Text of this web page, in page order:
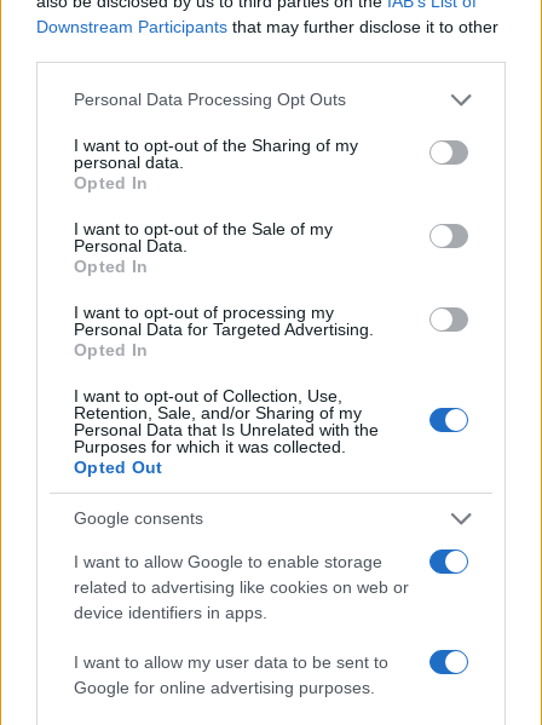
Downstream Participants that may further disclose it to other
Please note that this website/app uses one or more Google
not limited to your visit or usage behaviour. You may click to
grant or deny consent to Google and its third-party tags to
use your data for below specified purposes in below Google
consent section.
Personal Data Processing Opt Outs
I want to opt-out of the Sharing of my
personal data.
Opted In
I want to opt-out of the Sale of my
Personal Data.
Opted In
I want to opt-out of processing my
Personal Data for Targeted Advertising.
Opted In
I want to opt-out of Collection, Use,
Retention, Sale, and/or Sharing of my
Personal Data that Is Unrelated with the
Purposes for which it was collected.
Opted Out
Google consents
I want to allow Google to enable storage
related to advertising like cookies on web or
device identifiers in apps.
I want to allow my user data to be sent to
Google for online advertising purposes.
Divino Lavoratore. Donazione al Fondo Gesù
Leggi l’articolo →
PRIMO PIANO
Pratiche illecite al cimitero di
Prima Porta: Ama prende le
17 Maggio 2020 - 10:43Sara Mariani